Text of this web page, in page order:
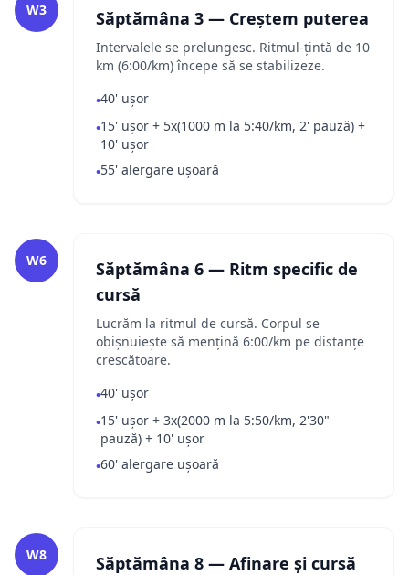
W3 Săptămâna 3 — Creștem puterea
Intervalele se prelungesc. Ritmul-țintă de 10
km (6:00/km) începe să se stabilizeze.
•40' ușor
•15' ușor + 5x(1000 m la 5:40/km, 2' pauză) +
10' ușor
•55' alergare ușoară
W6
Săptămâna 6 — Ritm specific de
cursă
Lucrăm la ritmul de cursă. Corpul se
obișnuiește să mențină 6:00/km pe distanțe
crescătoare.
•40' ușor
•15' ușor + 3x(2000 m la 5:50/km, 2'30"
pauză) + 10' ușor
•60' alergare ușoară
W8 Săptămâna 8 — Afinare și cursă